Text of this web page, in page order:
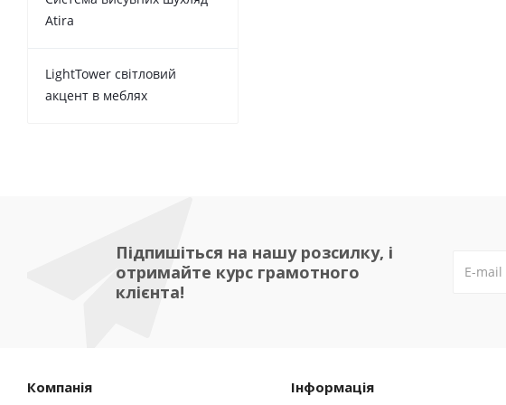
Atira
LightTower світловий
акцент в меблях
Підпишіться на нашу розсилку, і
отримайте курс грамотного
клієнта!
Компанія Інформація